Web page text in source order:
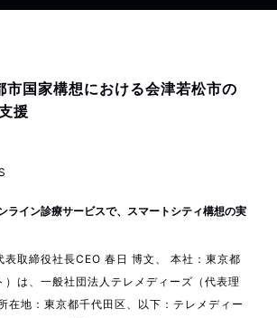
市国家構想における会津若松市の
援
ライン診療サービスで、スマートシティ構想の実
表取締役社長CEO 春日 博文、 本社：東京都
）は、一般社団法人テレメディーズ（代表理
地：東京都千代田区、以下：テレメディー